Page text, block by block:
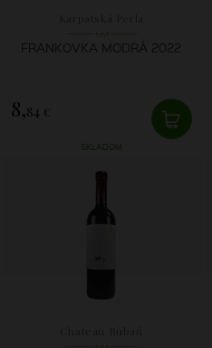
FRANKOVKA MODRÁ 2022
8,84 €
SKLADOM